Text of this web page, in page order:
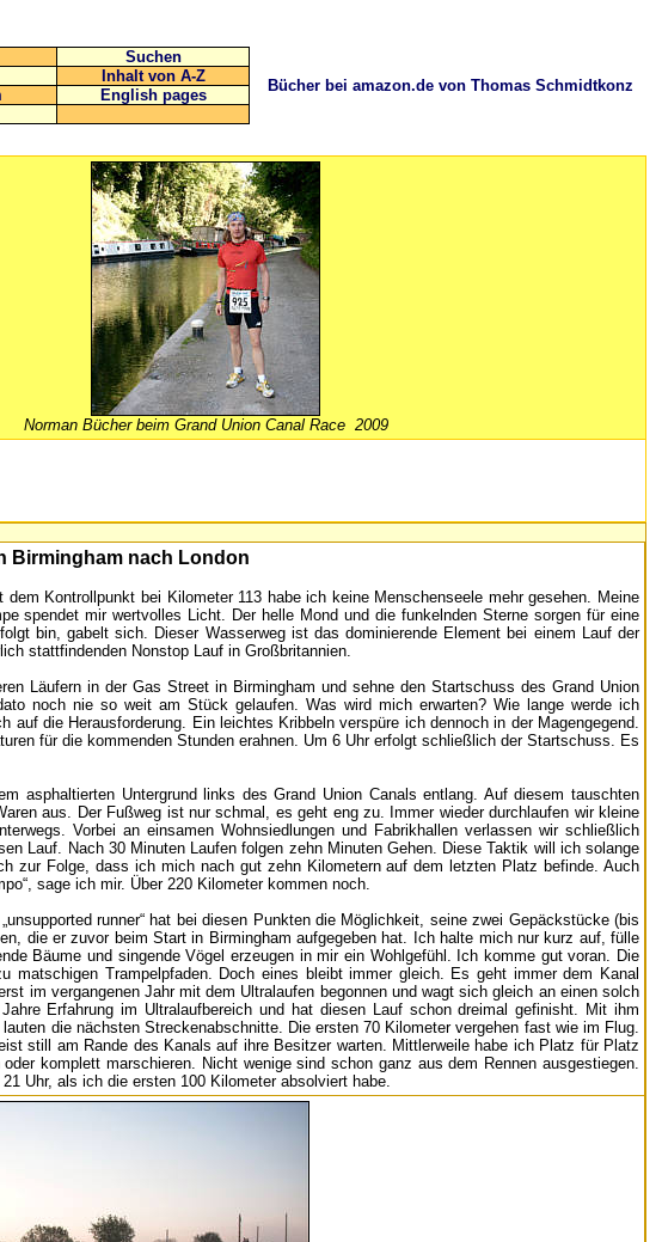
Suchen
Inhalt von A-Z
English pages
Bücher bei amazon.de von Thomas Schmidtkonz
Norman Bücher beim Grand Union Canal Race 2009
Birmingham nach London
Kontrollpunkt bei Kilometer 113 habe ich keine Menschenseele mehr gesehen. Meine
spendet mir wertvolles Licht. Der helle Mond und die funkelnden Sterne sorgen für eine
bin, gabelt sich. Dieser Wasserweg ist das dominierende Element bei einem Lauf der
stattfindenden Nonstop Lauf in Großbritannien.
Läufern in der Gas Street in Birmingham und sehne den Startschuss des Grand Union
noch nie so weit am Stück gelaufen. Was wird mich erwarten? Wie lange werde ich
die Herausforderung. Ein leichtes Kribbeln verspüre ich dennoch in der Magengegend.
für die kommenden Stunden erahnen. Um 6 Uhr erfolgt schließlich der Startschuss. Es
asphaltierten Untergrund links des Grand Union Canals entlang. Auf diesem tauschten
aus. Der Fußweg ist nur schmal, es geht eng zu. Immer wieder durchlaufen wir kleine
Vorbei an einsamen Wohnsiedlungen und Fabrikhallen verlassen wir schließlich
Lauf. Nach 30 Minuten Laufen folgen zehn Minuten Gehen. Diese Taktik will ich solange
zur Folge, dass ich mich nach gut zehn Kilometern auf dem letzten Platz befinde. Auch
sage ich mir. Über 220 Kilometer kommen noch.
runner“ hat bei diesen Punkten die Möglichkeit, seine zwei Gepäckstücke (bis
die er zuvor beim Start in Birmingham aufgegeben hat. Ich halte mich nur kurz auf, fülle
Bäume und singende Vögel erzeugen in mir ein Wohlgefühl. Ich komme gut voran. Die
matschigen Trampelpfaden. Doch eines bleibt immer gleich. Es geht immer dem Kanal
im vergangenen Jahr mit dem Ultralaufen begonnen und wagt sich gleich an einen solch
Erfahrung im Ultralaufbereich und hat diesen Lauf schon dreimal gefinisht. Mit ihm
die nächsten Streckenabschnitte. Die ersten 70 Kilometer vergehen fast wie im Flug.
still am Rande des Kanals auf ihre Besitzer warten. Mittlerweile habe ich Platz für Platz
komplett marschieren. Nicht wenige sind schon ganz aus dem Rennen ausgestiegen.
Uhr, als ich die ersten 100 Kilometer absolviert habe.